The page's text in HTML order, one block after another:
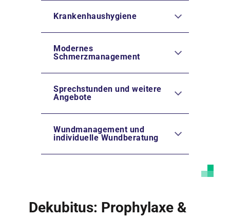
Krankenhaushygiene
Modernes
Schmerzmanagement
Sprechstunden und weitere
Angebote
Wundmanagement und
individuelle Wundberatung
Dekubitus: Prophylaxe &